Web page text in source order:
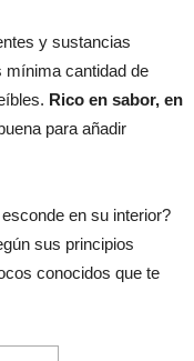
y sustancias
mínima cantidad de
Rico en sabor, en
para añadir
en su interior?
sus principios
conocidos que te